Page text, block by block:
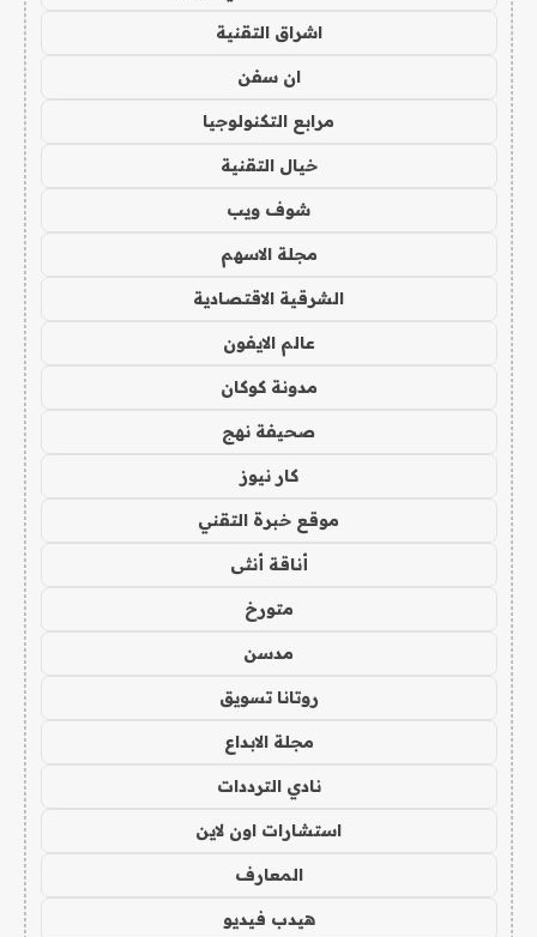
اشراق التقنية
ان سفن
مرابع التكنولوجيا
خيال التقنية
شوف ويب
مجلة الاسهم
الشرقية الاقتصادية
عالم الايفون
مدونة كوكان
صحيفة نهج
كار نيوز
موقع خبرة التقني
أناقة أنثى
متورخ
مدسن
روتانا تسويق
مجلة الابداع
نادي الترددات
استشارات اون لاين
المعارف
هيدب فيديو